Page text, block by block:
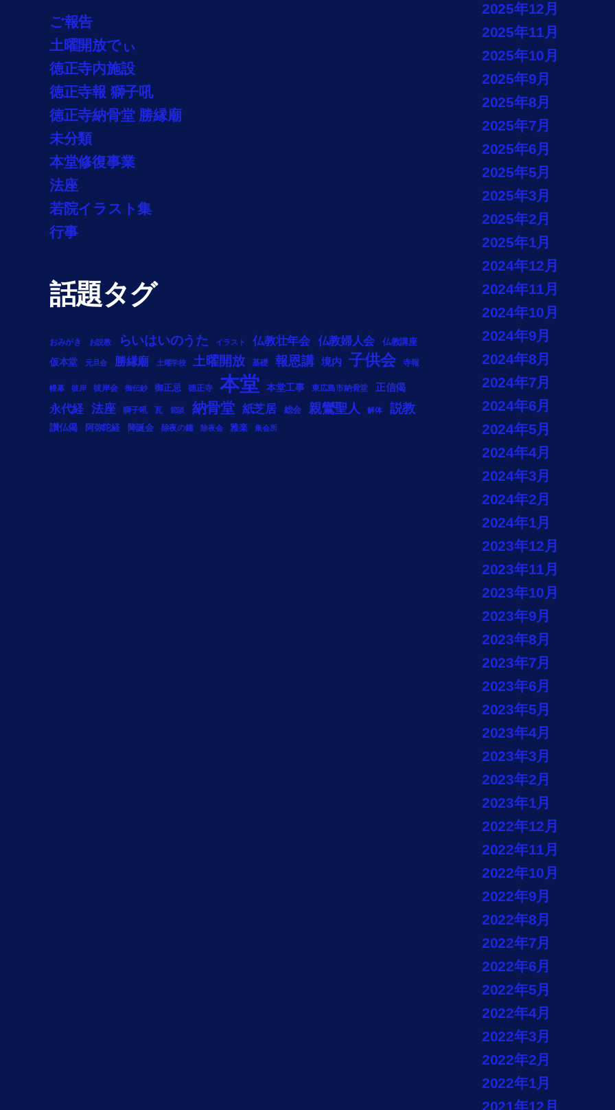
ご報告
土曜開放でぃ
徳正寺内施設
徳正寺報 獅子吼
徳正寺納骨堂 勝縁廟
未分類
本堂修復事業
法座
若院イラスト集
行事
話題タグ
おみがき お説教 らいはいのうた イラスト 仏教壮年会 仏教婦人会
仏教講座
仮本堂
元旦会 勝縁廟 土曜学校 土曜開放 基礎 報恩講 境内 子供会 寺報
幔幕 彼岸 彼岸会 御伝鈔 御正忌 徳正寺 本堂 本堂工事 東広島市納骨堂 正信偈
永代経 法座 獅子吼 瓦 節談 納骨堂 紙芝居 総会 親鸞聖人 解体 説教
讃仏偈 阿弥陀経 降誕会 除夜の鐘 除夜会 雅楽 集会所
2025年12月
2025年11月
2025年10月
2025年9月
2025年8月
2025年7月
2025年6月
2025年5月
2025年3月
2025年2月
2025年1月
2024年12月
2024年11月
2024年10月
2024年9月
2024年8月
2024年7月
2024年6月
2024年5月
2024年4月
2024年3月
2024年2月
2024年1月
2023年12月
2023年11月
2023年10月
2023年9月
2023年8月
2023年7月
2023年6月
2023年5月
2023年4月
2023年3月
2023年2月
2023年1月
2022年12月
2022年11月
2022年10月
2022年9月
2022年8月
2022年7月
2022年6月
2022年5月
2022年4月
2022年3月
2022年2月
2022年1月
2021年12月